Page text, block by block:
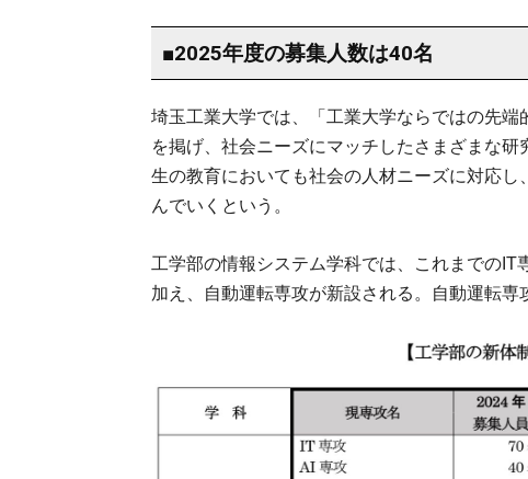
■2025年度の募集人数は40名
埼玉工業大学では、「工業大学ならではの先
を掲げ、社会ニーズにマッチしたさまざまな
生の教育においても社会の人材ニーズに対応
んでいくという。
工学部の情報システム学科では、これまでの
加え、自動運転専攻が新設される。自動運転専